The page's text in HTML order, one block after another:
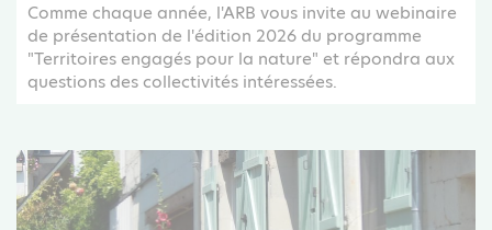
Comme chaque année, l'ARB vous invite au webinaire
de présentation de l'édition 2026 du programme
"Territoires engagés pour la nature" et répondra aux
questions des collectivités intéressées.